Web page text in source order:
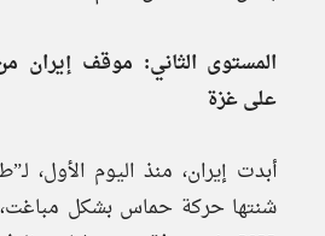
المستوى الثاني: موقف إيران
على غزة
أبدت إيران، منذ اليوم الأول،